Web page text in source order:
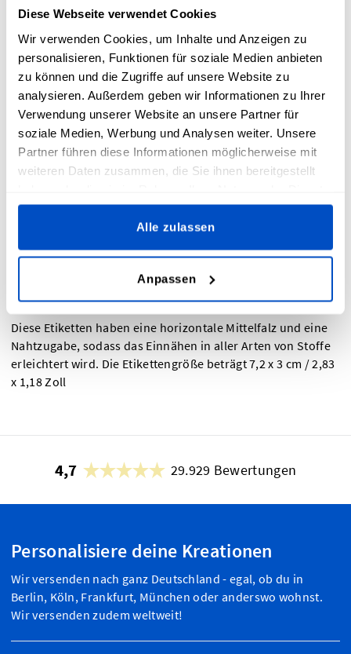
Diese Webseite verwendet Cookies
Wir verwenden Cookies, um Inhalte und Anzeigen zu
personalisieren, Funktionen für soziale Medien anbieten
zu können und die Zugriffe auf unsere Website zu
analysieren. Außerdem geben wir Informationen zu Ihrer
Verwendung unserer Website an unsere Partner für
soziale Medien, Werbung und Analysen weiter. Unsere
Partner führen diese Informationen möglicherweise mit
weiteren Daten zusammen, die Sie ihnen bereitgestellt
gesammelt haben.
Alle zulassen
Anpassen
Übersicht
Eine Reihe von "Made-In"-Etiketten, die von Dutch Label
woher deine Projekte stammen. Ob es sich um den lokalen
Stolz oder um eine gesetzlich vorgeschriebene
Diese Etiketten haben eine horizontale Mittelfalz und eine
Nahtzugabe, sodass das Einnähen in aller Arten von Stoffe
erleichtert wird. Die Etikettengröße beträgt 7,2 x 3 cm / 2,83
x 1,18 Zoll
4,7 29.929 Bewertungen
Personalisiere deine Kreationen
Wir versenden nach ganz Deutschland - egal, ob du in
Berlin, Köln, Frankfurt, München oder anderswo wohnst.
Wir versenden zudem weltweit!